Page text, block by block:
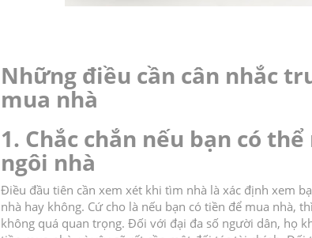
Những điều cần cân nhắc
mua nhà
1. Chắc chắn nếu bạn có
ngôi nhà
Điều đầu tiên cần xem xét khi tìm nhà là xác định xem
nhà hay không. Cứ cho là nếu bạn có tiền để mua nhà,
không quá quan trọng. Đối với đại đa số người dân, họ